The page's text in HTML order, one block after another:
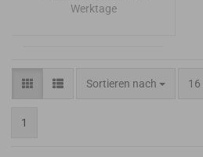
Werktage
Sortieren nach
Sortieren nach 16
1